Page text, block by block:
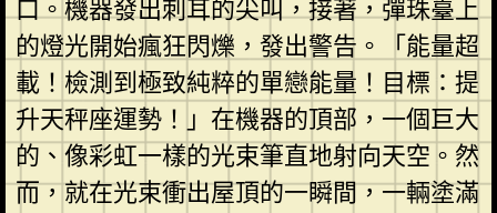
口。機器發出刺耳的尖叫，接著，彈珠臺上
的燈光開始瘋狂閃爍，發出警告。「能量超
載！檢測到極致純粹的單戀能量！目標：提
升天秤座運勢！」在機器的頂部，一個巨大
的、像彩虹一樣的光束筆直地射向天空。然
而，就在光束衝出屋頂的一瞬間，一輛塗滿